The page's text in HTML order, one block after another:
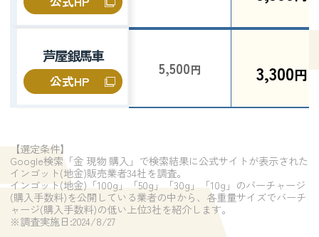
芦屋銀馬車
公式HP
5,500円 3,300円
【選定条件】
Google検索「金 現物 購入」で検索結果に公式サイトが表示された
インゴット(地金)販売業者34社を調査。
インゴット(地金)「100g」「50g」「30g」「10g」のバーチャージ
(購入手数料)を公開している業者の中から、各重量サイズでバーチ
ャージ(購入手数料)の低い上位3社を紹介します。
※調査実施日:2024/8/27